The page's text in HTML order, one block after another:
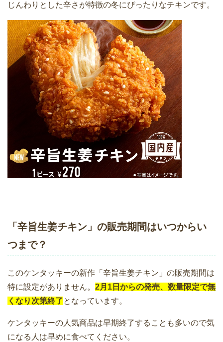
じんわりとした辛さが特徴の冬にぴったりなチキンです。
「辛旨生姜チキン」の販売期間はいつからい
つまで？
このケンタッキーの新作「辛旨生姜チキン」の販売期間は
特に設定がありません。 2月1日からの発売、数量限定で無
くなり次第終了となっています。
ケンタッキーの人気商品は早期終了することも多いので気
になる人は早めに食べてください。